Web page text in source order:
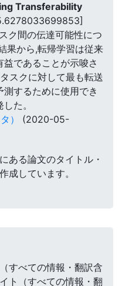
Transferability
ク間の伝達可能性につ
果から,転帰学習は従来
であることが示唆さ
スクに対して最も転送
するために使用でき
た。
）
(2020-05-
ある論文のタイトル・
成しています。
すべての情報・翻訳含
ト（すべての情報・翻